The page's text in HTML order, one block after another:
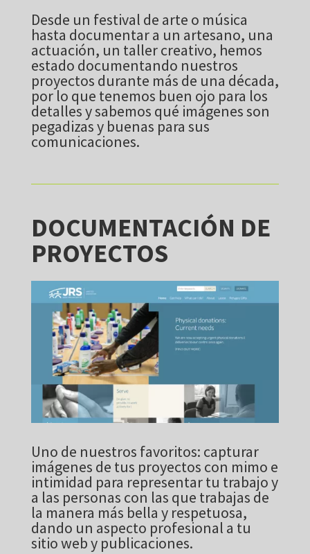
Desde un festival de arte o música
hasta documentar a un artesano, una
actuación, un taller creativo, hemos
estado documentando nuestros
proyectos durante más de una década,
por lo que tenemos buen ojo para los
detalles y sabemos qué imágenes son
pegadizas y buenas para sus
comunicaciones.
DOCUMENTACIÓN DE
PROYECTOS
Uno de nuestros favoritos: capturar
imágenes de tus proyectos con mimo e
intimidad para representar tu trabajo y
a las personas con las que trabajas de
la manera más bella y respetuosa,
dando un aspecto profesional a tu
sitio web y publicaciones.